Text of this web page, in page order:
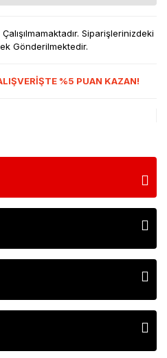
Siparişlerinizdeki
Gönderilmektedir.
%5 PUAN KAZAN!